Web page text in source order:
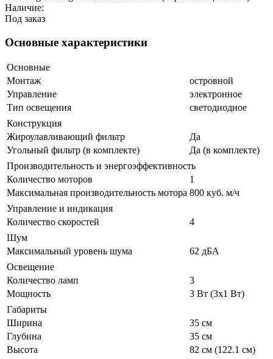
Наличие:
Под заказ
Основные характеристики
Основные
Монтаж
островной
Управление
электронное
Тип освещения
светодиодное
Конструкция
Жироулавливающий фильтр
Да
Угольный фильтр (в комплекте)
Да (в комплекте)
Производительность и энергоэффективность
Количество моторов
1
Максимальная производительность мотора 800 куб. м/ч
Управление и индикация
Количество скоростей
4
Шум
Максимальный уровень шума
62 дБА
Освещение
Количество ламп
3
Мощность
3 Вт (3x1 Вт)
Габариты
Ширина
35 см
Глубина
35 см
Высота
82 см (122.1 см)